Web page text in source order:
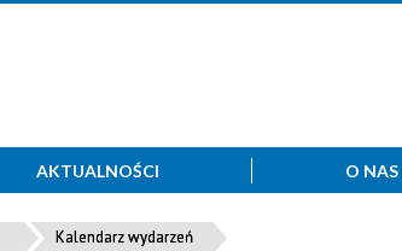
AKTUALNOŚCI O NAS
Kalendarz wydarzeń